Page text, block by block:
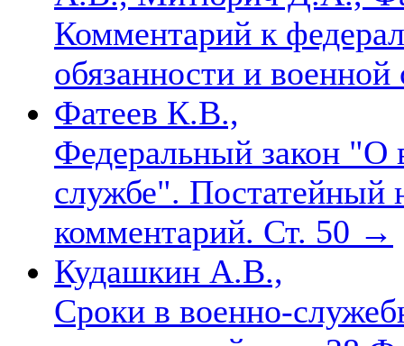
Комментарий к
обязанности и
Фатеев К.В.,
Федеральный закон "О
службе". Постатейный
комментарий. Ст. 50 →
Кудашкин А.В.,
Сроки в военно-